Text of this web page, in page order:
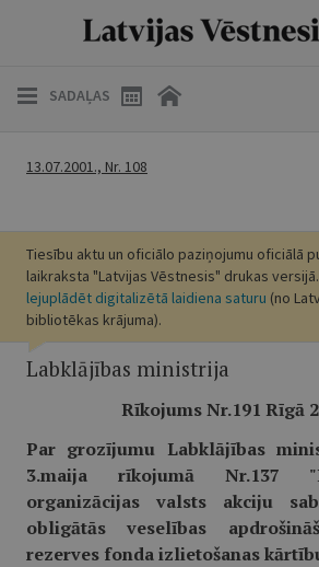
SADAĻAS
13.07.2001., Nr. 108
Tiesību aktu un oficiālo paziņojumu oficiālā
laikraksta "Latvijas Vēstnesis" drukas
lejuplādēt digitalizētā laidiena saturu (no
bibliotēkas krājuma).
Labklājības ministrija
Rīkojums Nr.191 Rīgā
Par grozījumu Labklājības
3.maija rīkojumā Nr.137
organizācijas valsts akciju
obligātās veselības
rezerves fonda izlietošanas